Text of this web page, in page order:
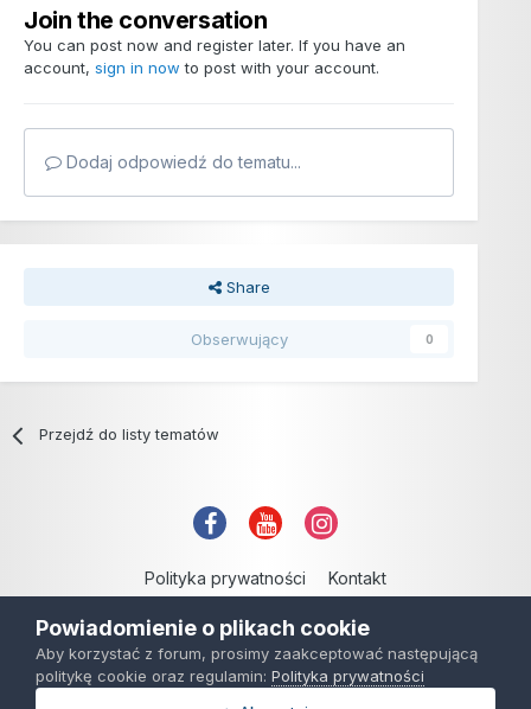
Join the conversation
You can post now and register later. If you have an
account, sign in now to post with your account.
Dodaj odpowiedź do tematu...
Share
Obserwujący 0
Przejdź do listy tematów
Polityka prywatności Kontakt
Powered by Invision Community
Powiadomienie o plikach cookie
Aby korzystać z forum, prosimy zaakceptować następującą
politykę cookie oraz regulamin: Polityka prywatności